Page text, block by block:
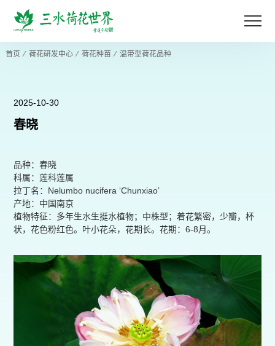
首页 ⁄ 荷花研发中心⁄ 荷花种苗 ⁄ 温带型荷花品种
2025-10-30
春晓
品种：春晓
科属：莲科莲属
拉丁名：Nelumbo nucifera ‘Chunxiao’
产地：中国南京
植物特征：多年生水生挺水植物；中株型；着花繁密，少瓣，杯
状，花色粉红色。叶小花朵，花期长。花期：6-8月。